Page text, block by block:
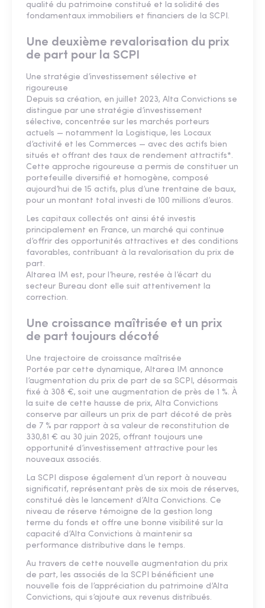
qualité du patrimoine constitué et la solidité des
fondamentaux immobiliers et financiers de la SCPI.
Une deuxième revalorisation du prix
de part pour la SCPI
Une stratégie d’investissement sélective et
rigoureuse
Depuis sa création, en juillet 2023, Alta Convictions se
distingue par une stratégie d’investissement
sélective, concentrée sur les marchés porteurs
actuels — notamment la Logistique, les Locaux
d’activité et les Commerces — avec des actifs bien
situés et offrant des taux de rendement attractifs*.
Cette approche rigoureuse a permis de constituer un
portefeuille diversifié et homogène, composé
aujourd’hui de 15 actifs, plus d’une trentaine de baux,
pour un montant total investi de 100 millions d’euros.
Les capitaux collectés ont ainsi été investis
principalement en France, un marché qui continue
d’offrir des opportunités attractives et des conditions
favorables, contribuant à la revalorisation du prix de
part.
Altarea IM est, pour l’heure, restée à l’écart du
secteur Bureau dont elle suit attentivement la
correction.
Une croissance maîtrisée et un prix
de part toujours décoté
Une trajectoire de croissance maîtrisée
Portée par cette dynamique, Altarea IM annonce
l’augmentation du prix de part de sa SCPI, désormais
fixé à 308 €, soit une augmentation de près de 1 %. À
la suite de cette hausse de prix, Alta Convictions
conserve par ailleurs un prix de part décoté de près
de 7 % par rapport à sa valeur de reconstitution de
330,81 € au 30 juin 2025, offrant toujours une
opportunité d’investissement attractive pour les
nouveaux associés.
La SCPI dispose également d’un report à nouveau
significatif, représentant près de six mois de réserves,
constitué dès le lancement d’Alta Convictions. Ce
niveau de réserve témoigne de la gestion long
terme du fonds et offre une bonne visibilité sur la
capacité d’Alta Convictions à maintenir sa
performance distributive dans le temps.
Au travers de cette nouvelle augmentation du prix
de part, les associés de la SCPI bénéficient une
nouvelle fois de l’appréciation du patrimoine d’Alta
Convictions, qui s’ajoute aux revenus distribués.